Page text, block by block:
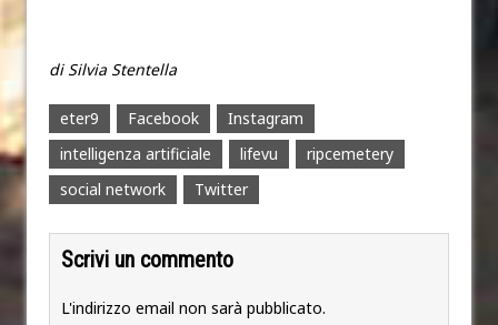
di Silvia Stentella
eter9 Facebook
Instagram
intelligenza artificiale
lifevu
ripcemetery
social network
Twitter
Scrivi un commento
L'indirizzo email non sarà pubblicato.